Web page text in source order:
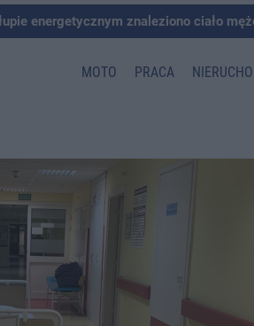
energetycznym znaleziono ciało
MOTO PRACA